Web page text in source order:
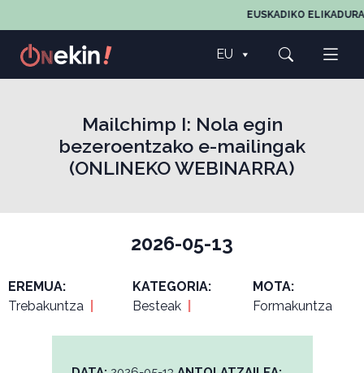
EUSKADIKO
EU
Mailchimp I: Nola egin
bezeroentzako e-mailingak
(ONLINEKO WEBINARRA)
2026-05-13
EREMUA:
Trebakuntza
KATEGORIA:
Besteak
MOTA:
Formakuntza